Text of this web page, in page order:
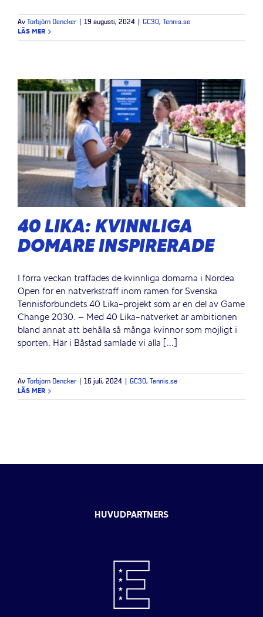
Av Torbjörn Dencker 19 augusti, 2024 GC30, Tennis.se
LÄS MER
40 LIKA: KVINNLIGA
DOMARE INSPIRERADE
I förra veckan träffades de kvinnliga domarna i Nordea
Open för en nätverksträff inom ramen för Svenska
Tennisförbundets 40 Lika-projekt som är en del av Game
Change 2030. – Med 40 Lika-nätverket är ambitionen
bland annat att behålla så många kvinnor som möjligt i
sporten. Här i Båstad samlade vi alla [...]
Av Torbjörn Dencker 16 juli, 2024 GC30, Tennis.se
LÄS MER
HUVUDPARTNERS